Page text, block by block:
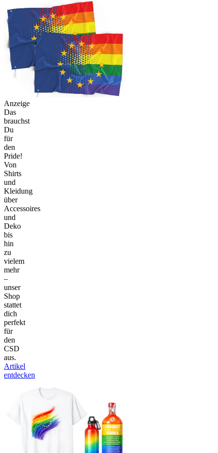
Anzeige
Das
brauchst
Du
für
den
Pride!
Von
Shirts
und
Kleidung
über
Accessoires
und
Deko
bis
hin
zu
vielem
mehr
–
unser
Shop
stattet
dich
perfekt
für
den
CSD
aus.
Artikel
entdecken